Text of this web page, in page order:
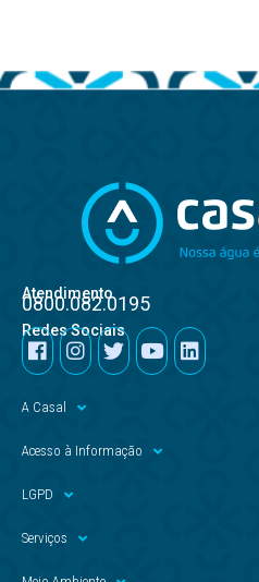
Atendimento
0800.082.0195
Redes Sociais
A Casal
Acesso à Informação
LGPD
Serviços